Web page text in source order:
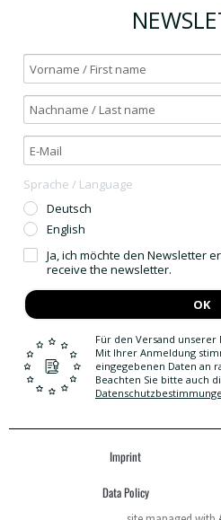
Sprache / Language
Deutsch
English
Ja, ich möchte den Newsletter
receive the newsletter.
OK
Für den Versand
Mit Ihrer Anmeldung
eingegebenen Daten an
Beachten Sie bitte auch
Imprint
Data Policy